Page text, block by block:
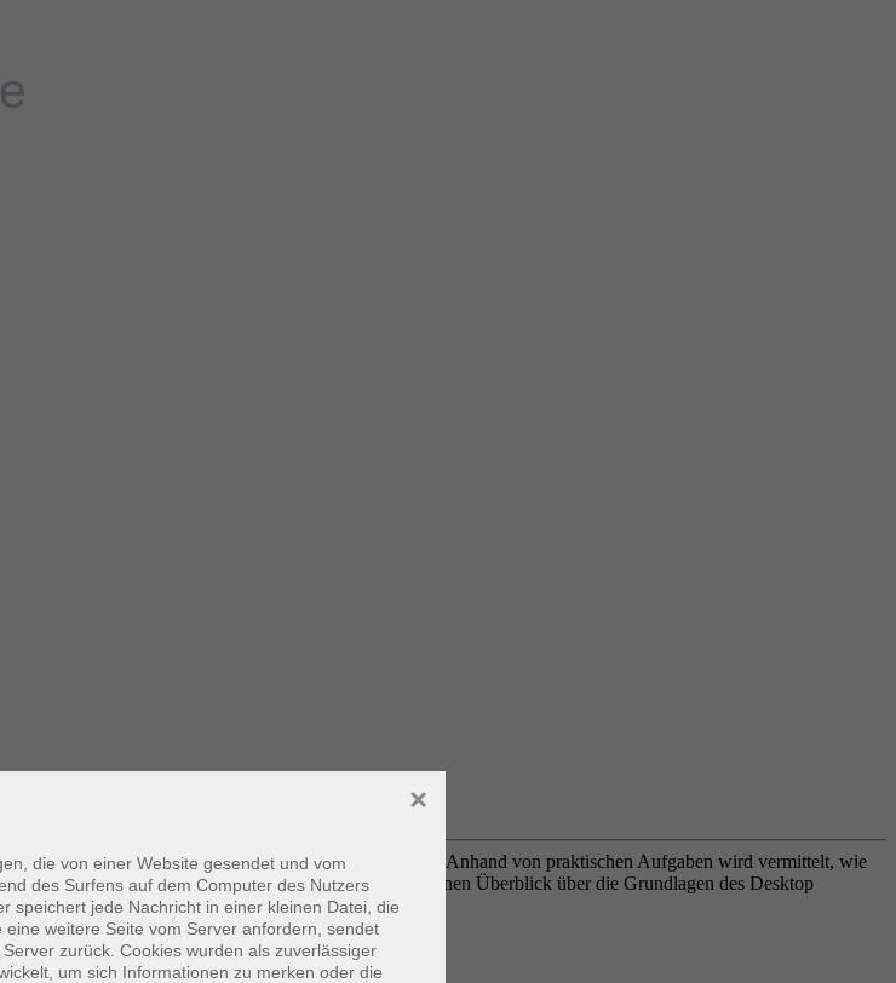
und die Philosophie von Adobe InDesign kennen. Anhand von praktischen Aufgaben wird vermittelt, wie
umgegangen wird. Begleitend bietet das Seminar einen Überblick über die Grundlagen des Desktop
die von einer Website gesendet und vom
des Surfens auf dem Computer des Nutzers
speichert jede Nachricht in einer kleinen Datei, die
weitere Seite vom Server anfordern, sendet
zurück. Cookies wurden als zuverlässiger
um sich Informationen zu merken oder die
×